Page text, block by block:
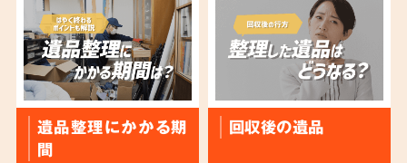
遺品整理にかかる期
間
回収後の遺品